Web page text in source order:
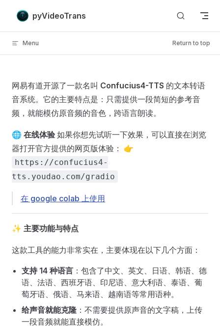
Skip to content
pyVideoTrans
Menu Return to top
网易有道开源了一款名叫 Confucius4-TTS 的文本转语
音系统。它的主要特点是：只需提供一段简短的参考音
频，就能模仿原音频的音色，跨语言朗读。
🌐 在线体验 如果你想先试听一下效果，可以直接在浏览
器打开官方提供的网页版体验： 👉
https://confucius4-
tts.youdao.com/gradio
在 google colab 上使用
✨ 主要功能与特点
这款工具的能力非常实在，主要体现在以下几个方面：
支持 14 种语言 ：包含了中文、英文、日语、韩语、德
语、法语、西班牙语、印尼语、意大利语、泰语、葡
萄牙语、俄语、马来语、越南语等常用语种。
给声音就能克隆 ：不需要提供原声音的文字稿，上传
一段音频就能直接模仿。